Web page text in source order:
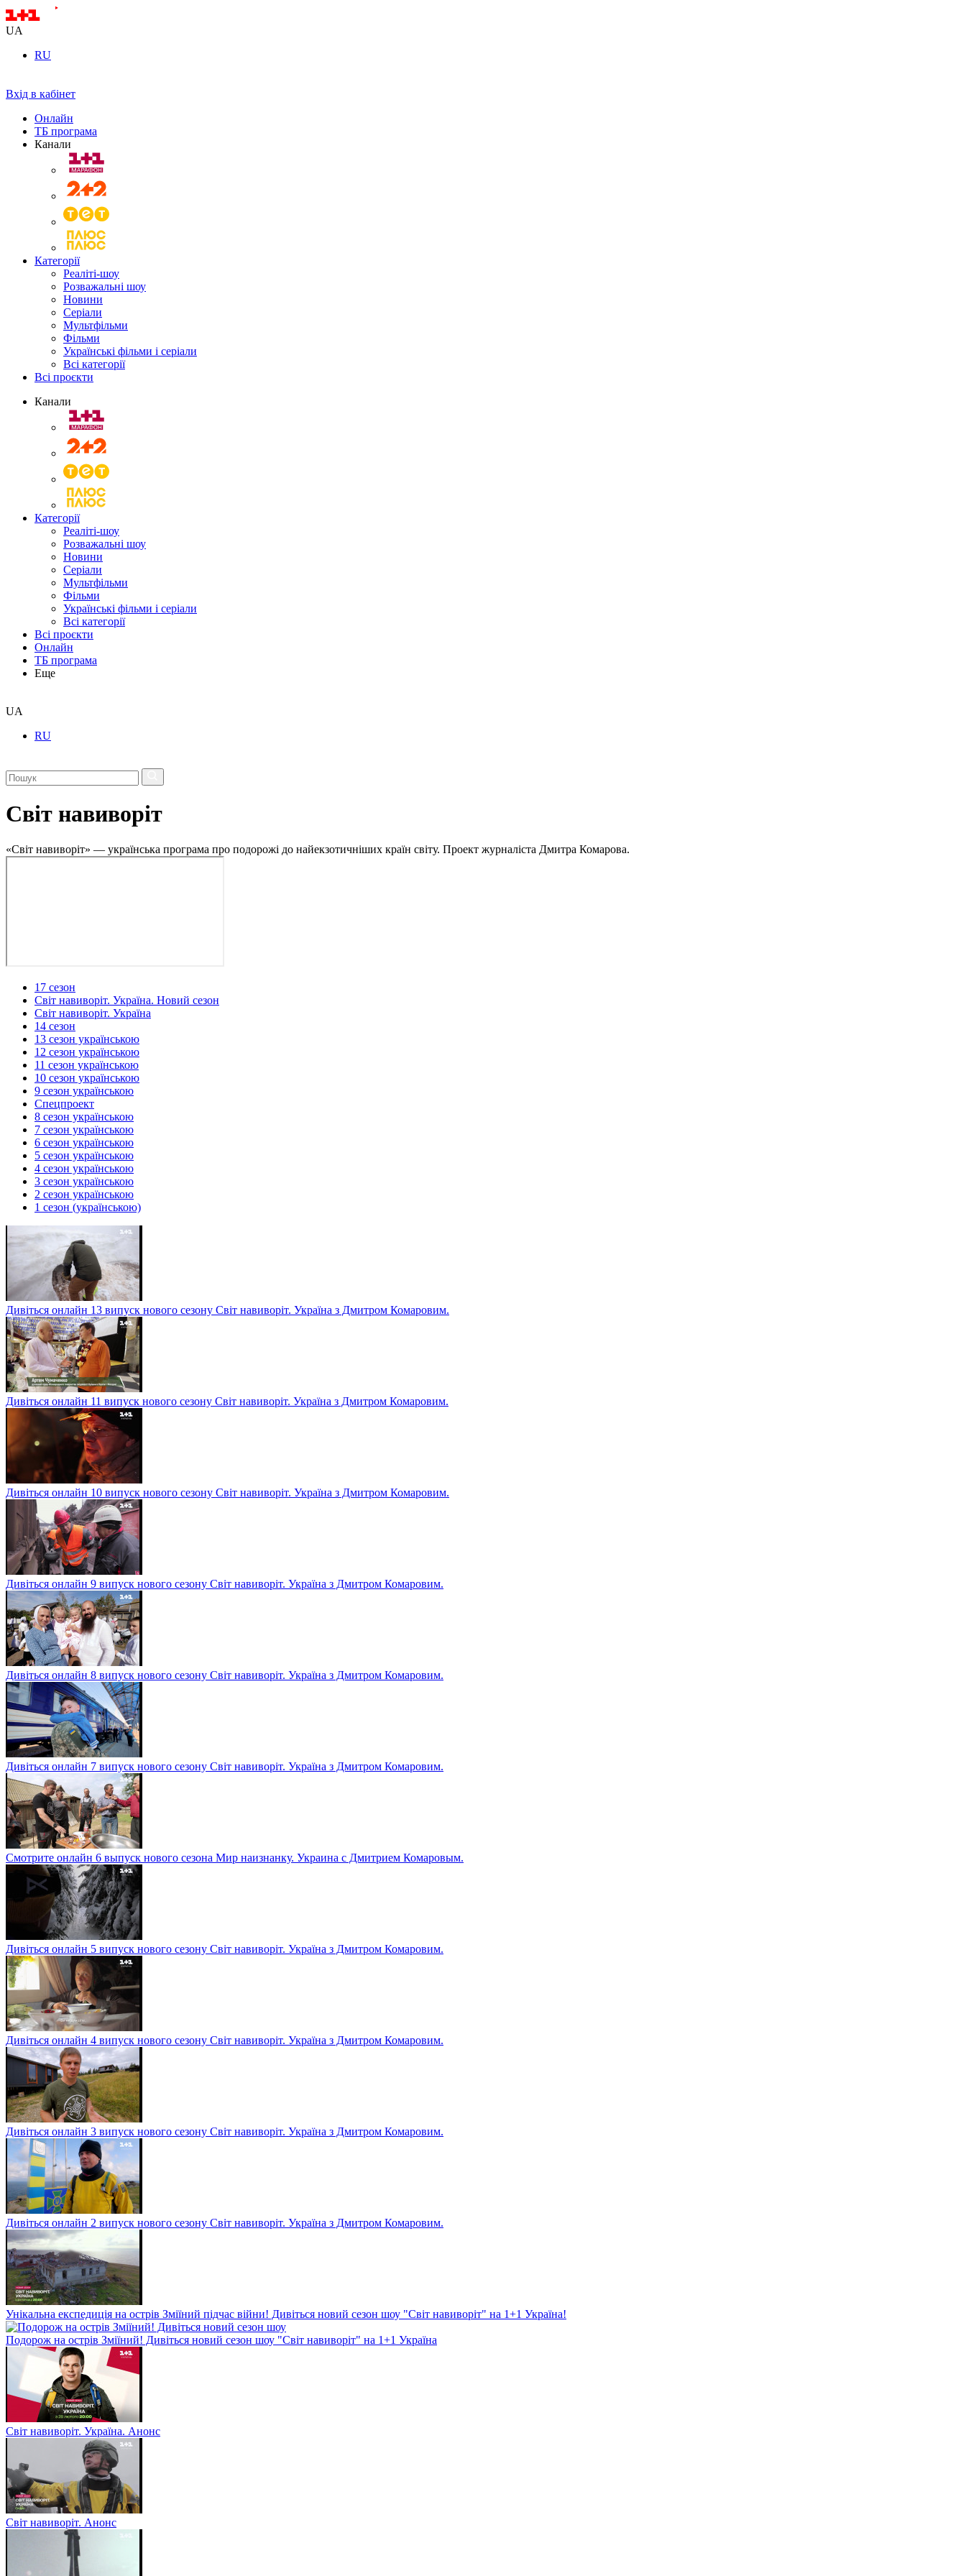
UA
RU
Вхід в кабінет
Онлайн
ТБ програма
Канали
Категорії
Реаліті-шоу
Розважальні шоу
Новини
Серіали
Мультфільми
Фільми
Українські фільми і серіали
Всі категорії
Всі проєкти
Канали
Категорії
Реаліті-шоу
Розважальні шоу
Новини
Серіали
Мультфільми
Фільми
Українські фільми і серіали
Всі категорії
Всі проєкти
Онлайн
ТБ програма
Еще
UA
RU
Світ навиворіт
«Світ навиворіт» — українська програма про подорожі до найекзотичніших країн світу. Проект журналіста Дмитра Комарова.
17 сезон
Світ навиворіт. Україна. Новий сезон
Світ навиворіт. Україна
14 сезон
13 сезон українською
12 сезон українською
11 сезон українською
10 сезон українською
9 сезон українською
Спецпроект
8 сезон українською
7 сезон українською
6 сезон українською
5 сезон українською
4 сезон українською
3 сезон українською
2 сезон українською
1 сезон (українською)
Дивіться онлайн 13 випуск нового сезону Світ навиворіт. Україна з Дмитром Комаровим.
Дивіться онлайн 11 випуск нового сезону Світ навиворіт. Україна з Дмитром Комаровим.
Дивіться онлайн 10 випуск нового сезону Світ навиворіт. Україна з Дмитром Комаровим.
Дивіться онлайн 9 випуск нового сезону Світ навиворіт. Україна з Дмитром Комаровим.
Дивіться онлайн 8 випуск нового сезону Світ навиворіт. Україна з Дмитром Комаровим.
Дивіться онлайн 7 випуск нового сезону Світ навиворіт. Україна з Дмитром Комаровим.
Смотрите онлайн 6 выпуск нового сезона Мир наизнанку. Украина с Дмитрием Комаровым.
Дивіться онлайн 5 випуск нового сезону Світ навиворіт. Україна з Дмитром Комаровим.
Дивіться онлайн 4 випуск нового сезону Світ навиворіт. Україна з Дмитром Комаровим.
Дивіться онлайн 3 випуск нового сезону Світ навиворіт. Україна з Дмитром Комаровим.
Дивіться онлайн 2 випуск нового сезону Світ навиворіт. Україна з Дмитром Комаровим.
Унікальна експедиція на острів Зміїний підчас війни! Дивіться новий сезон шоу "Світ навиворіт" на 1+1 Україна!
Подорож на острів Зміїний! Дивіться новий сезон шоу "Світ навиворіт" на 1+1 Україна
Світ навиворіт. Україна. Анонс
Світ навиворіт. Анонс